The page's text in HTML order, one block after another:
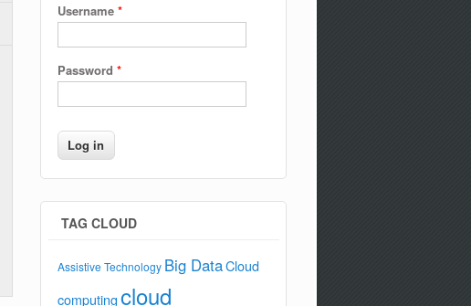
Username *
Password *
TAG CLOUD
Assistive Technology Big DataCloud
computingcloud